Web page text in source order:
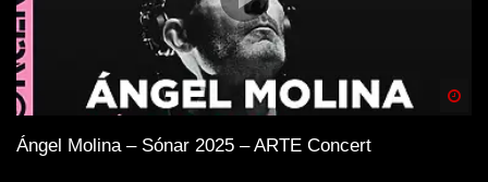
Ángel Molina – Sónar 2025 – ARTE Concert